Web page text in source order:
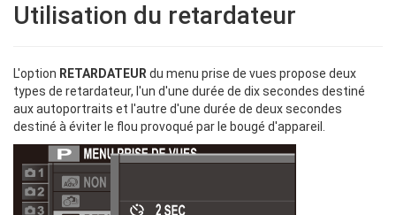
Utilisation du retardateur
L'option RETARDATEURdu menu prise de vues propose deux
types de retardateur, l'un d'une durée de dix secondes destiné
aux autoportraits et l'autre d'une durée de deux secondes
destiné à éviter le flou provoqué par le bougé d'appareil.